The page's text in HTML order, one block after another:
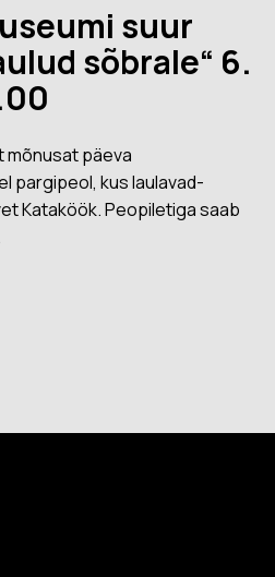
suur
sõbrale“ 6.
mõnusat päeva
pargipeol, kus laulavad-
Kataköök. Peopiletiga saab